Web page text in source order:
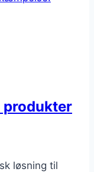
produkter
løsning til